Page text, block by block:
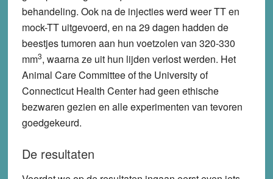
behandeling. Ook na de injecties werd weer TT en
mock-TT uitgevoerd, en na 29 dagen hadden de
beestjes tumoren aan hun voetzolen van 320-330
mm3, waarna ze uit hun lijden verlost werden. Het
Animal Care Committee of the University of
Connecticut Health Center had geen ethische
bezwaren gezien en alle experimenten van tevoren
goedgekeurd.
De resultaten